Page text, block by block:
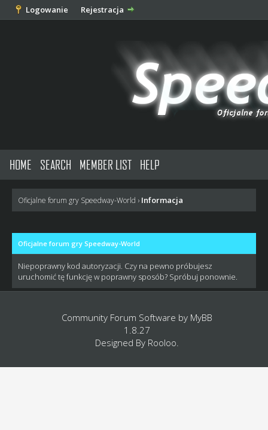
Logowanie Rejestracja
HOME SEARCH MEMBER LIST HELP
Oficjalne forum gry Speedway-World › Informacja
Oficjalne forum gry Speedway-World
Niepoprawny kod autoryzacji. Czy na pewno próbujesz
uruchomić tę funkcję w poprawny sposób? Spróbuj ponownie.
Community Forum Software by MyBB
1.8.27
Designed By Rooloo.